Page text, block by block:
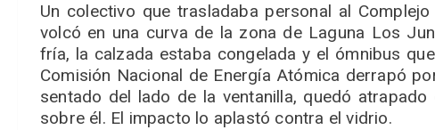
Un colectivo que trasladaba personal al
volcó en una curva de la zona de Laguna Los
fría, la calzada estaba congelada y el ómnibus
Comisión Nacional de Energía Atómica derrapó
sentado del lado de la ventanilla, quedó
sobre él. El impacto lo aplastó contra el vidrio.